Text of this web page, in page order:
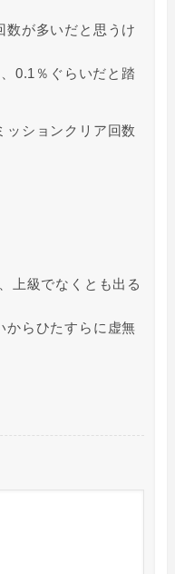
数が多いだと思うけ
0.1％ぐらいだと踏
ッションクリア回数
上級でなくとも出る
からひたすらに虚無